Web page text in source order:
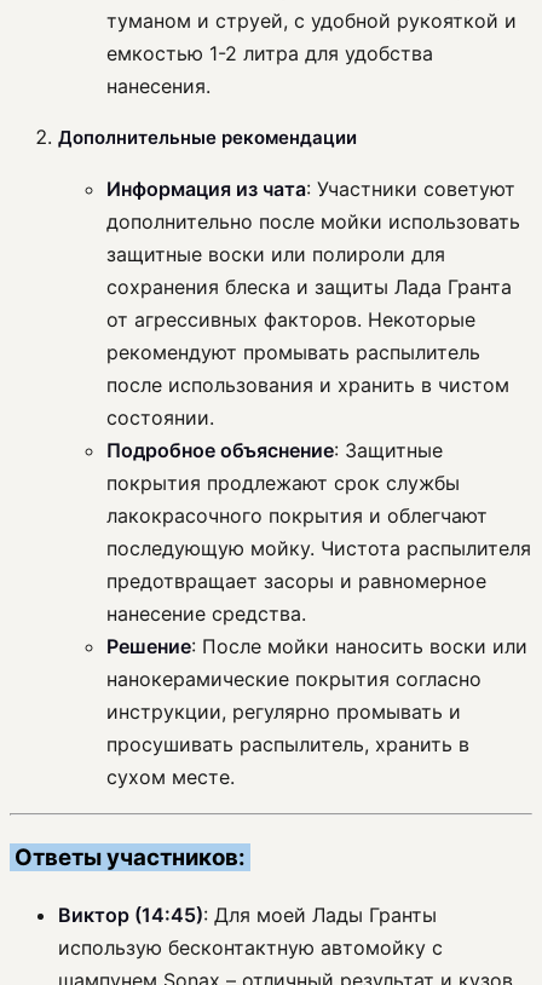
туманом и струей, с удобной рукояткой и
емкостью 1-2 литра для удобства
нанесения.
Дополнительные рекомендации
Информация из чата: Участники советуют
дополнительно после мойки использовать
защитные воски или полироли для
сохранения блеска и защиты Лада Гранта
от агрессивных факторов. Некоторые
рекомендуют промывать распылитель
после использования и хранить в чистом
состоянии.
Подробное объяснение: Защитные
покрытия продлежают срок службы
лакокрасочного покрытия и облегчают
последующую мойку. Чистота распылителя
предотвращает засоры и равномерное
нанесение средства.
Решение: После мойки наносить воски или
нанокерамические покрытия согласно
инструкции, регулярно промывать и
просушивать распылитель, хранить в
сухом месте.
Ответы участников:
Виктор (14:45): Для моей Лады Гранты
использую бесконтактную автомойку с
шампунем Sonax – отличный результат и кузов